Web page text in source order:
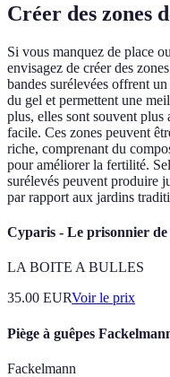
Créer des zones
Si vous manquez de place
envisagez de créer des
bandes surélevées offrent
du gel et permettent une
plus, elles sont souvent plus
facile. Ces zones peuvent
riche, comprenant du
pour améliorer la fertilité.
surélevés peuvent produire
par rapport aux jardins
Cyparis - Le prisonnier
LA BOITE A BULLES
35.00 EURVoir le prix
Piège à guêpes
Fackelmann